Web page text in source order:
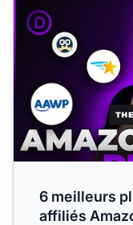
6 meilleurs
affiliés